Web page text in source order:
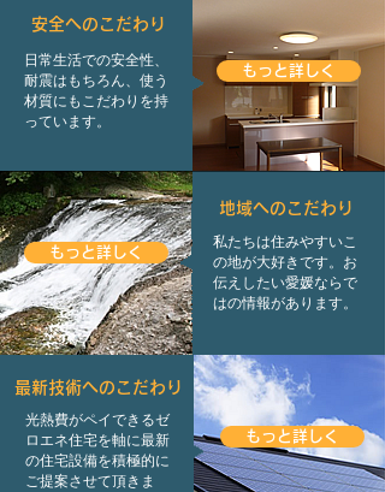
もっと詳しく
地域へのこだわり
私たちは住みやすいこ
の地が大好きです。お
伝えしたい愛媛ならで
はの情報があります。
もっと詳しく
安全へのこだわり
日常生活での安全性、
耐震はもちろん、使う
材質にもこだわりを持
っています。
もっと詳しく
最新技術へのこだわり
光熱費がペイできるゼ
ロエネ住宅を軸に最新
の住宅設備を積極的に
ご提案させて頂きま